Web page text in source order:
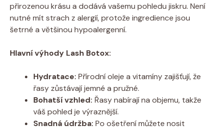
přirozenou krásu a dodává vašemu pohledu jiskru. Není
nutné mít strach z alergií, protože ingredience jsou
šetrné a většinou hypoalergenní.
Hlavní výhody Lash Botox:
Hydratace: Přírodní oleje a vitamíny zajišťují, že
řasy zůstávají jemné a pružné.
Bohatší vzhled: Řasy nabírají na objemu, takže
váš pohled je výraznější.
Snadná údržba: Po ošetření můžete nosit